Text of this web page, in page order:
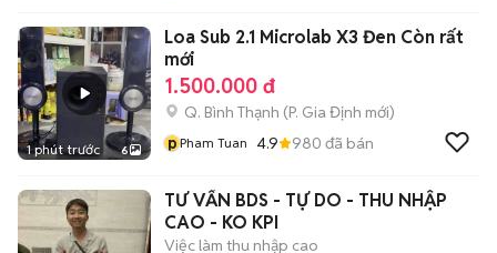
1 phút trước 6
Loa Sub 2.1 Microlab X3 Đen Còn rất
mới
1.500.000 đ
Q. Bình Thạnh (P. Gia Định mới)
pPham Tuan 4.9 980 đã bán
TƯ VẤN BDS - TỰ DO - THU NHẬP
CAO - KO KPI
Việc làm thu nhập cao